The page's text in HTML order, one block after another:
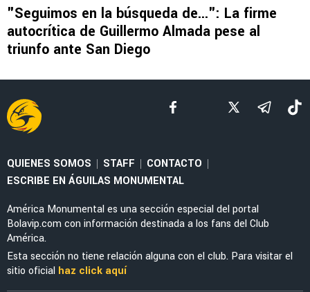
LEE TAMBIÉN
MERCADO
La salida de Brian del América abriría a dos